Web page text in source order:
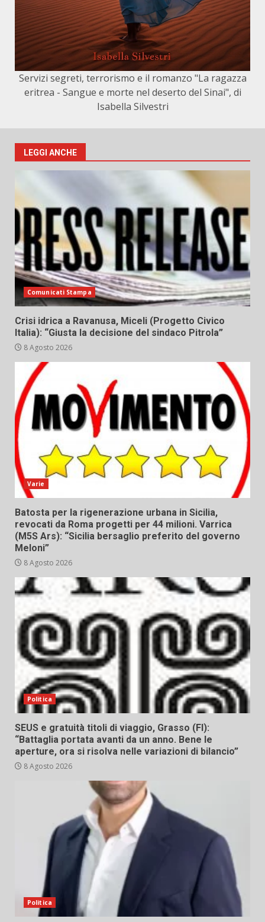
Servizi segreti, terrorismo e il romanzo "La ragazza
eritrea - Sangue e morte nel deserto del Sinai", di
Isabella Silvestri
LEGGI ANCHE
Comunicati Stampa
Crisi idrica a Ravanusa, Miceli (Progetto Civico
Italia): “Giusta la decisione del sindaco Pitrola”
8 Agosto 2026
Varie
Batosta per la rigenerazione urbana in Sicilia,
revocati da Roma progetti per 44 milioni. Varrica
(M5S Ars): “Sicilia bersaglio preferito del governo
Meloni”
8 Agosto 2026
Politica
SEUS e gratuità titoli di viaggio, Grasso (FI):
“Battaglia portata avanti da un anno. Bene le
aperture, ora si risolva nelle variazioni di bilancio”
8 Agosto 2026
Politica